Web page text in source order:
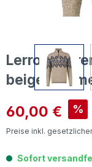
Lerros
beige knit
Verkaufspreis:
60,00 € %
Preise inkl.
Sofort